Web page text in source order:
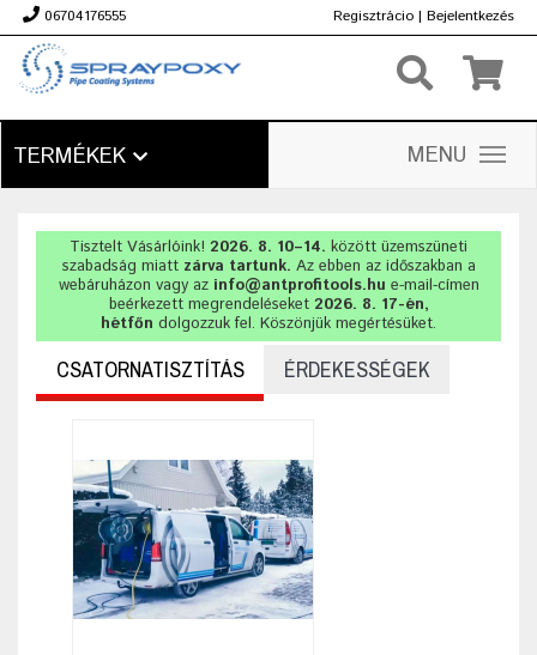
06704176555 Regisztrácio | Bejelentkezés
TERMÉKEK MENU
Tisztelt Vásárlóink! 2026. 8. 10–14. között üzemszüneti
szabadság miatt zárva tartunk. Az ebben az időszakban a
webáruházon vagy az info@antprofitools.hu e-mail-címen
beérkezett megrendeléseket 2026. 8. 17-én,
hétfőn dolgozzuk fel. Köszönjük megértésüket.
CSATORNATISZTÍTÁS ÉRDEKESSÉGEK